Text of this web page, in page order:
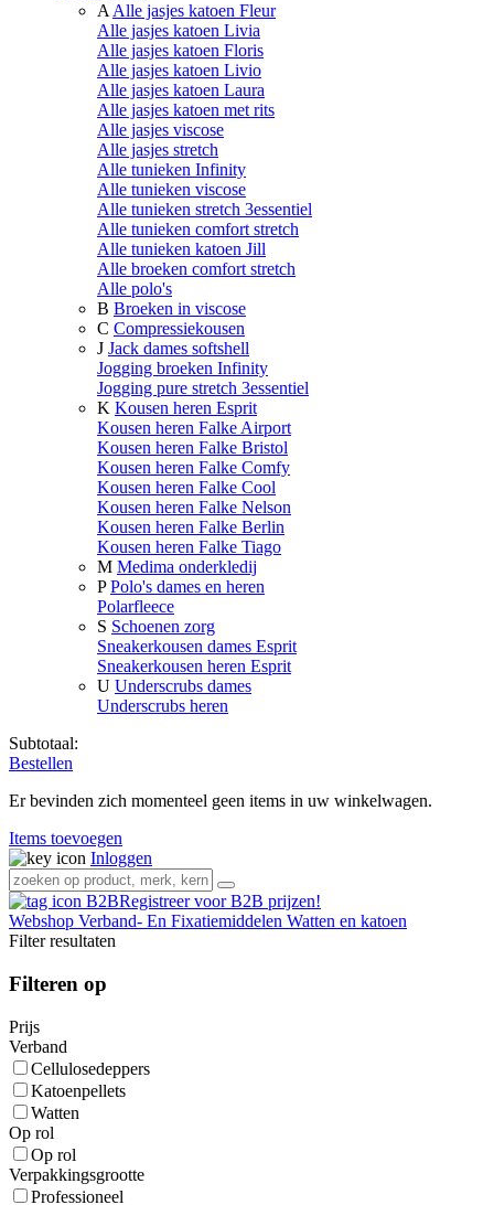
A Alle jasjes katoen Fleur
Alle jasjes katoen Livia
Alle jasjes katoen Floris
Alle jasjes katoen Livio
Alle jasjes katoen Laura
Alle jasjes katoen met rits
Alle jasjes viscose
Alle jasjes stretch
Alle tunieken Infinity
Alle tunieken viscose
Alle tunieken stretch 3essentiel
Alle tunieken comfort stretch
Alle tunieken katoen Jill
Alle broeken comfort stretch
Alle polo's
B Broeken in viscose
C Compressiekousen
J Jack dames softshell
Jogging broeken Infinity
Jogging pure stretch 3essentiel
K Kousen heren Esprit
Kousen heren Falke Airport
Kousen heren Falke Bristol
Kousen heren Falke Comfy
Kousen heren Falke Cool
Kousen heren Falke Nelson
Kousen heren Falke Berlin
Kousen heren Falke Tiago
M Medima onderkledij
P Polo's dames en heren
Polarfleece
S Schoenen zorg
Sneakerkousen dames Esprit
Sneakerkousen heren Esprit
U Underscrubs dames
Underscrubs heren
Subtotaal:
Bestellen
Er bevinden zich momenteel geen items in uw winkelwagen.
Items toevoegen
Inloggen
Registreer voor B2B prijzen!
Webshop Verband- En Fixatiemiddelen Watten en katoen
Filter resultaten
Filteren op
Prijs
Verband
Cellulosedeppers
Katoenpellets
Watten
Op rol
Op rol
Verpakkingsgrootte
Professioneel